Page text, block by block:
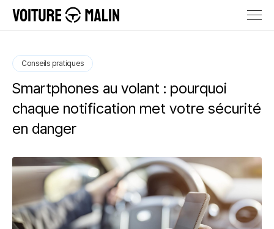
Conseils pratiques
Smartphones au volant : pourquoi
chaque notification met votre sécurité
en danger